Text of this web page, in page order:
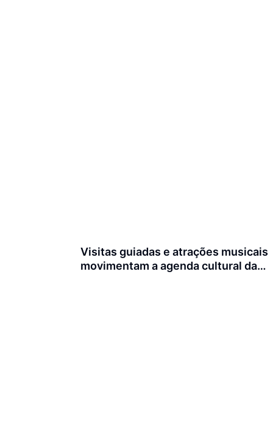
Visitas guiadas e atrações musicais
movimentam a agenda cultural da